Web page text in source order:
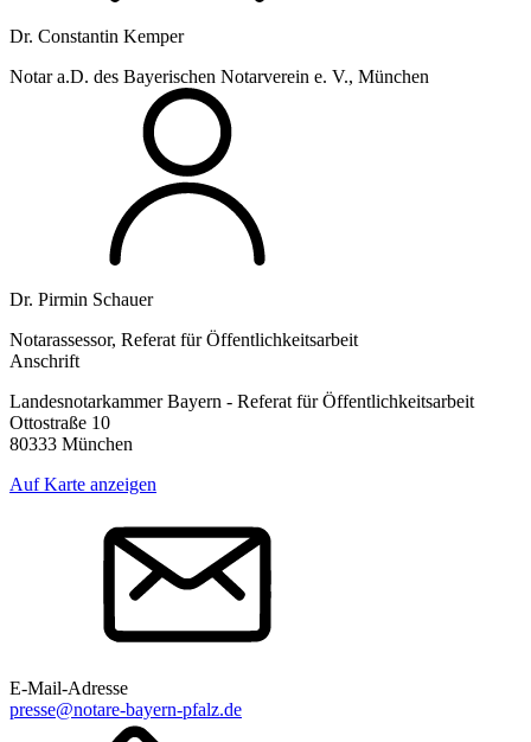
Dr. Constantin Kemper
Notar a.D. des Bayerischen Notarverein e. V., München
Dr. Pirmin Schauer
Notarassessor, Referat für Öffentlichkeitsarbeit
Anschrift
Landesnotarkammer Bayern - Referat für Öffentlichkeitsarbeit
Ottostraße 10
80333 München
Auf Karte anzeigen
E-Mail-Adresse
presse@notare-bayern-pfalz.de